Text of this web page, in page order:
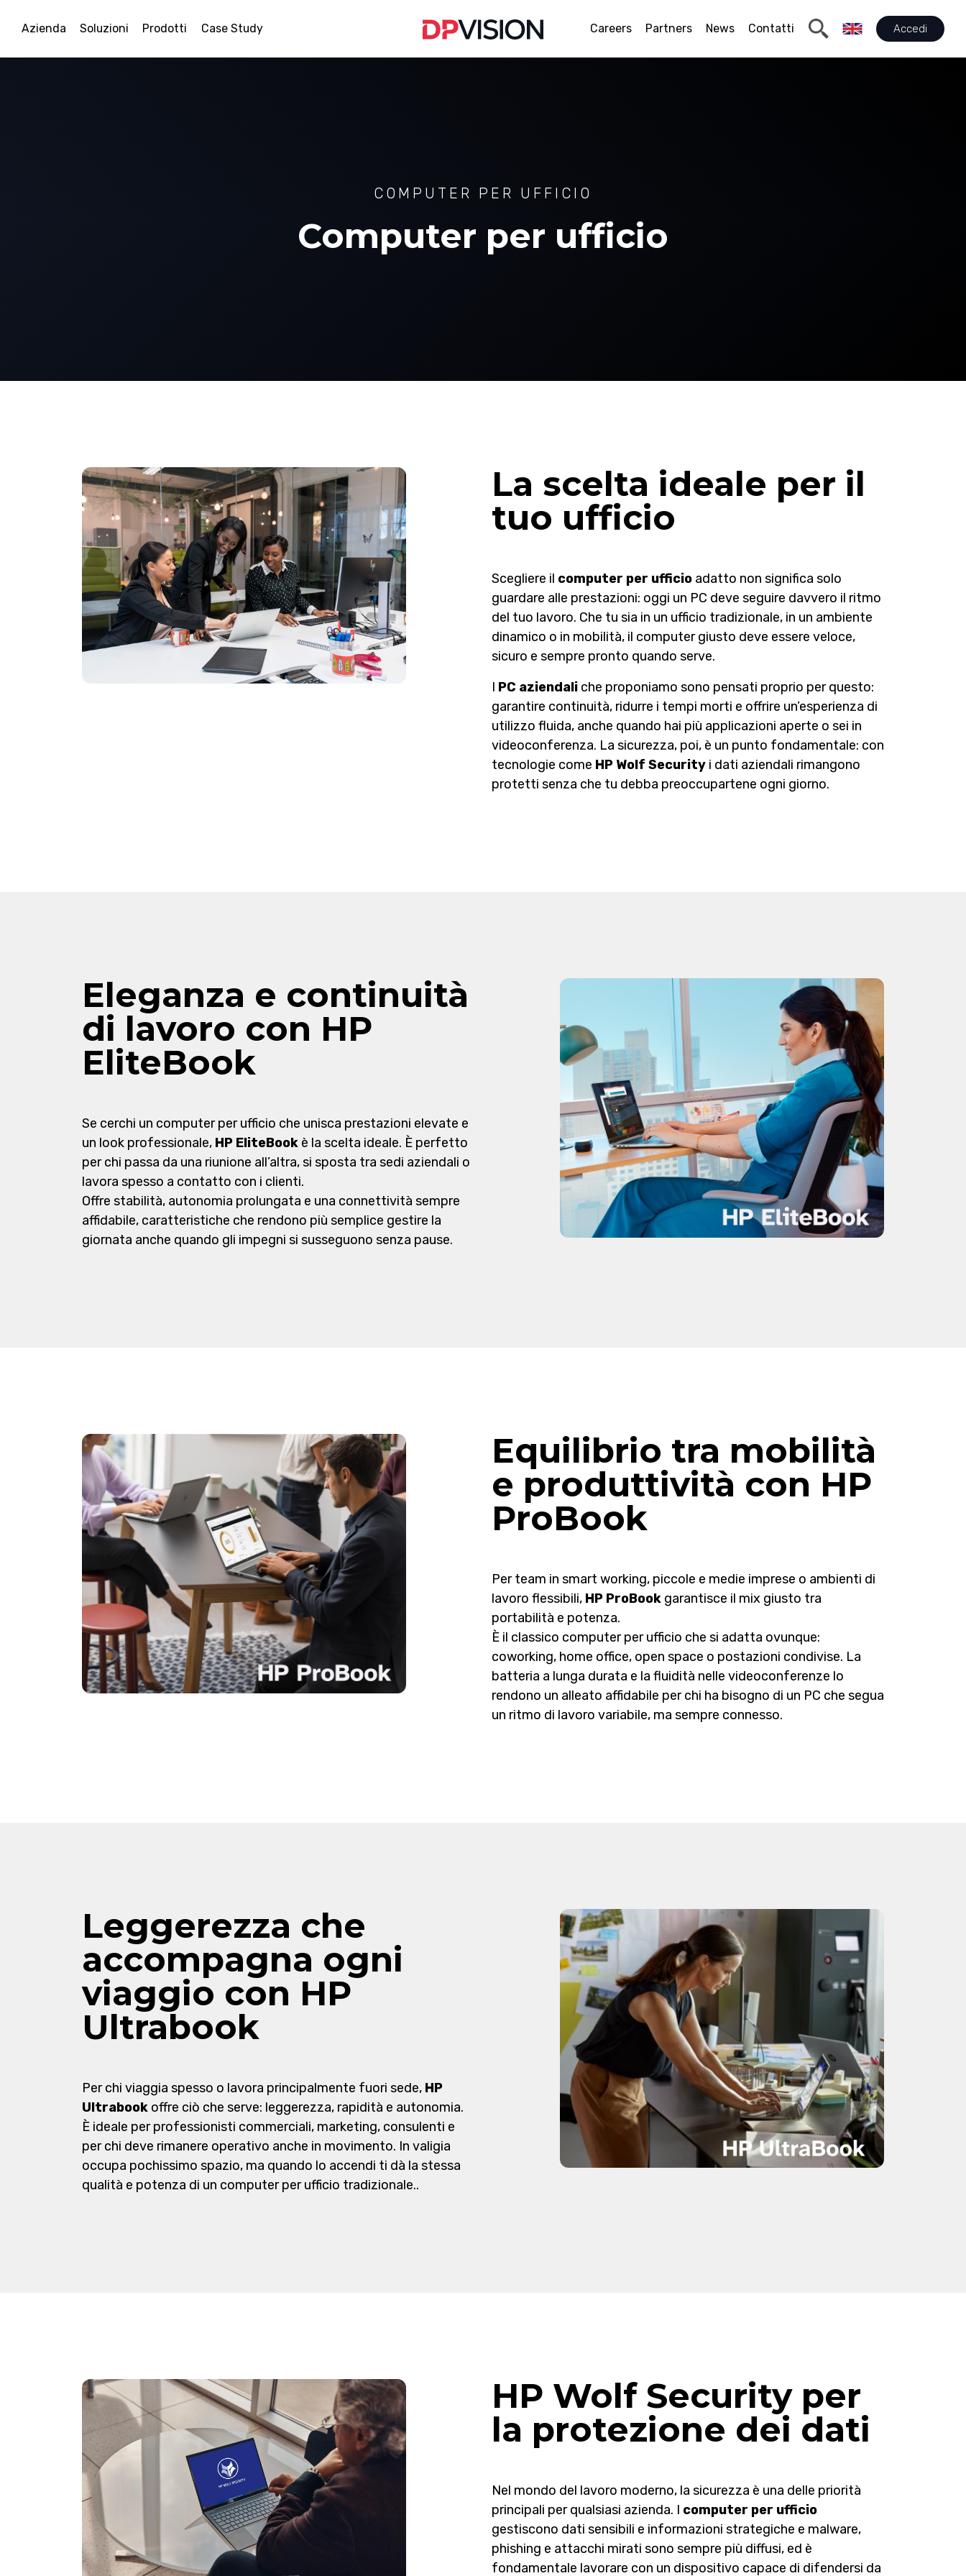
Azienda Soluzioni Prodotti Case Study Careers Partners News Contatti Accedi
COMPUTER PER UFFICIO
Computer per ufficio
La scelta ideale per il
tuo ufficio
Scegliere il computer per ufficio adatto non significa solo
guardare alle prestazioni: oggi un PC deve seguire davvero il ritmo
del tuo lavoro. Che tu sia in un ufficio tradizionale, in un ambiente
dinamico o in mobilità, il computer giusto deve essere veloce,
sicuro e sempre pronto quando serve.
I PC aziendali che proponiamo sono pensati proprio per questo:
garantire continuità, ridurre i tempi morti e offrire un’esperienza di
utilizzo fluida, anche quando hai più applicazioni aperte o sei in
videoconferenza. La sicurezza, poi, è un punto fondamentale: con
tecnologie come HP Wolf Security i dati aziendali rimangono
protetti senza che tu debba preoccupartene ogni giorno.
Eleganza e continuità
di lavoro con HP
EliteBook
Se cerchi un computer per ufficio che unisca prestazioni elevate e
un look professionale, HP EliteBook è la scelta ideale. È perfetto
per chi passa da una riunione all’altra, si sposta tra sedi aziendali o
lavora spesso a contatto con i clienti.
Offre stabilità, autonomia prolungata e una connettività sempre
affidabile, caratteristiche che rendono più semplice gestire la
giornata anche quando gli impegni si susseguono senza pause.
Equilibrio tra mobilità
e produttività con HP
ProBook
Per team in smart working, piccole e medie imprese o ambienti di
lavoro flessibili, HP ProBook garantisce il mix giusto tra
portabilità e potenza.
È il classico computer per ufficio che si adatta ovunque:
coworking, home office, open space o postazioni condivise. La
batteria a lunga durata e la fluidità nelle videoconferenze lo
rendono un alleato affidabile per chi ha bisogno di un PC che segua
un ritmo di lavoro variabile, ma sempre connesso.
Leggerezza che
accompagna ogni
viaggio con HP
Ultrabook
Per chi viaggia spesso o lavora principalmente fuori sede, HP
Ultrabook offre ciò che serve: leggerezza, rapidità e autonomia.
È ideale per professionisti commerciali, marketing, consulenti e
per chi deve rimanere operativo anche in movimento. In valigia
occupa pochissimo spazio, ma quando lo accendi ti dà la stessa
qualità e potenza di un computer per ufficio tradizionale..
HP Wolf Security per
la protezione dei dati
Nel mondo del lavoro moderno, la sicurezza è una delle priorità
principali per qualsiasi azienda. I computer per ufficio
gestiscono dati sensibili e informazioni strategiche e malware,
phishing e attacchi mirati sono sempre più diffusi, ed è
fondamentale lavorare con un dispositivo capace di difendersi da